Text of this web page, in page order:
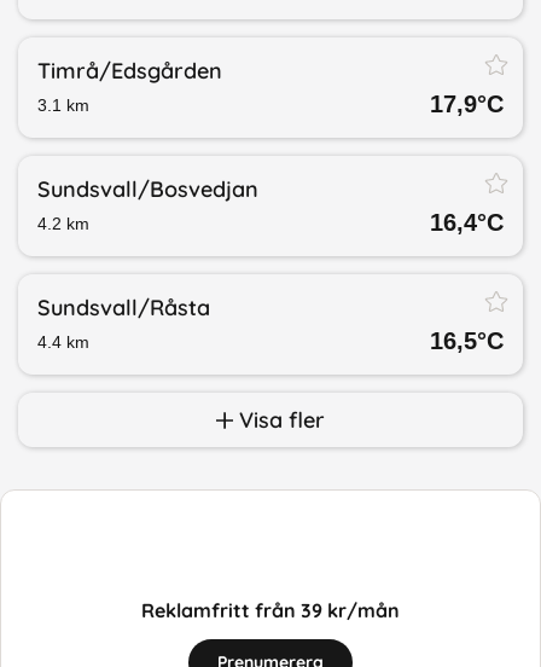
Timrå/​Edsgården
3.1 km 17,9°C
Sundsvall/​Bosvedjan
4.2 km 16,4°C
Sundsvall/​Råsta
4.4 km 16,5°C
Visa fler
Reklamfritt från 39 kr/mån
Prenumerera